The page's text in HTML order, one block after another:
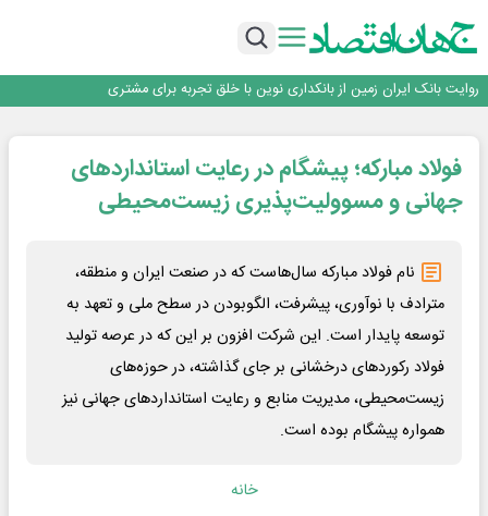
اجرای برنامه تحول بانک با تمرکز بر منابع پایدار، درآمدهای کارمزدی و بازسازی اعتماد
داد
روایت بانک ایران زمین از بانکداری نوین با خلق تجربه برای مشتری
سرپرست اداره کل روابط عمومی بیمه مرکزی منصوب شد
اجرای برنامه تحول بانک با تمرکز بر منابع پایدار، درآمدهای کارمزدی و بازسازی اعتماد
مشتریان
بانک مهر ایران بیش از ۷۰ میلیارد تومان به برنامه‌های مسئولیت اجتماعی اختصاص
فولاد مبارکه؛ پیشگام در رعایت استانداردهای
جهانی و مسوولیت‌پذیری زیست‌محیطی
نام فولاد مبارکه سال‌هاست که در صنعت ایران و منطقه،
مترادف با نوآوری، پیشرفت، الگوبودن در سطح ملی و تعهد به
توسعه پایدار است. این شرکت افزون بر این که در عرصه تولید
فولاد رکوردهای درخشانی بر جای گذاشته، در حوزه‌های
زیست‌محیطی، مدیریت منابع و رعایت استانداردهای جهانی نیز
همواره پیشگام بوده است.
خانه